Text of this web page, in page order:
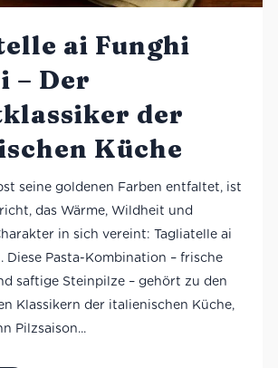
ai Funghi
– Der
der
Küche
seine goldenen Farben entfaltet, ist
das Wärme, Wildheit und
in sich vereint: Tagliatelle ai
Diese Pasta-Kombination – frische
saftige Steinpilze – gehört zu den
Klassikern der italienischen Küche,
Pilzsaison...